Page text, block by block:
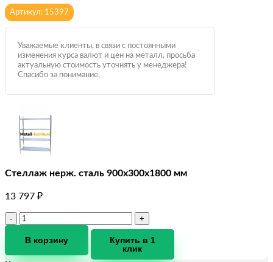
Артикул: 15397
Уважаемые клиенты, в связи с постоянными
изменения курса валют и цен на металл, просьба
актуальную стоимость уточнять у менеджера!
Спасибо за понимание.
Стеллаж нерж. сталь 900х300х1800 мм
13 797 ₽
Количество
Стеллаж
В корзину
Купить в 1
клик